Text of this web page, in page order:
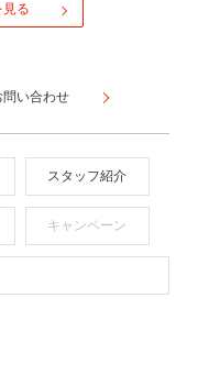
見る
問い合わせ
スタッフ紹介
キャンペーン